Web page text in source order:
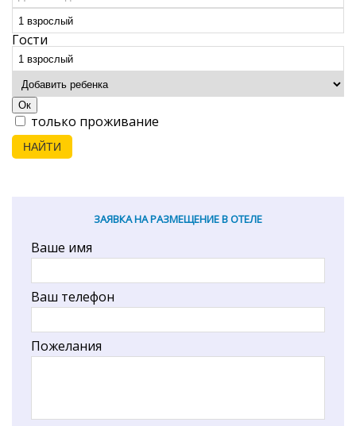
Гости
Ок
только проживание
НАЙТИ
ЗАЯВКА НА РАЗМЕЩЕНИЕ В ОТЕЛЕ
Ваше имя
Ваш телефон
Пожелания